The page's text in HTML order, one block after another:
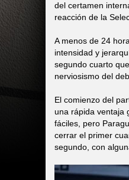
del certamen
reacción de la
A menos de 24
intensidad y
segundo cuarto
nerviosismo del
El comienzo del
una rápida ventaja
fáciles, pero
cerrar el primer
segundo, con